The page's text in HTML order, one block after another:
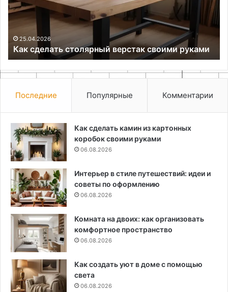
достать
греющий
кабель
за
копейки
Как отогреть трубу и где достать греющий
кабель за копейки
Последние Популярные Комментарии
Как сделать камин из картонных
коробок своими руками
06.08.2026
Интерьер в стиле путешествий: идеи и
советы по оформлению
06.08.2026
Комната на двоих: как организовать
комфортное пространство
06.08.2026
Как создать уют в доме с помощью
света
06.08.2026